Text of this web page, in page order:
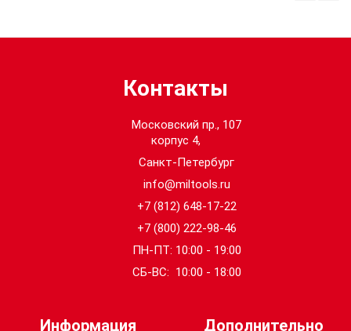
Контакты
Московский пр., 107
корпус 4,
Санкт-Петербург
info@miltools.ru
+7 (812) 648-17-22
+7 (800) 222-98-46
ПН-ПТ: 10:00 - 19:00
СБ-ВС: 10:00 - 18:00
Информация Дополнительно